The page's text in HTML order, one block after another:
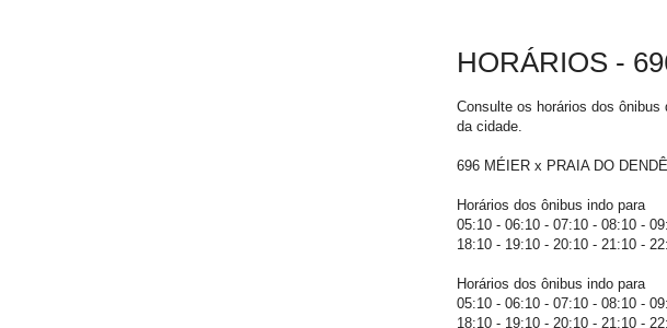
HORÁRIOS -
Consulte os horários dos
da cidade.
696 MÉIER x PRAIA DO DENDÊ
Horários dos ônibus indo para
05:10 - 06:10 - 07:10 - 08:10 -
18:10 - 19:10 - 20:10 - 21:10 -
Horários dos ônibus indo para
05:10 - 06:10 - 07:10 - 08:10 -
18:10 - 19:10 - 20:10 - 21:10 -